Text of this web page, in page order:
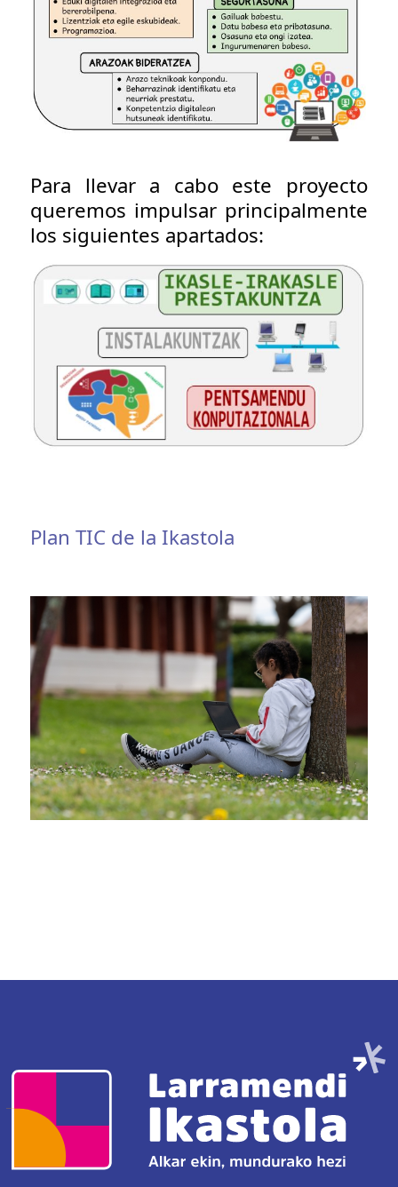
Para llevar a cabo este proyecto
queremos impulsar principalmente
los siguientes apartados:
Plan TIC de la Ikastola